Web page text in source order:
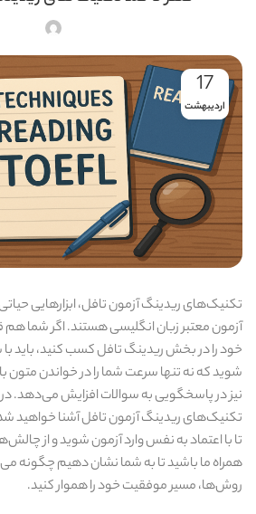
17
اردیبهشت
تکنیک‌های ریدینگ آزمون تافل، ابزارهایی حیاتی
آزمون معتبر زبان انگلیسی هستند. اگر شما هم
خود را در بخش ریدینگ تافل کسب کنید، باید
شوید که نه تنها سرعت شما را در خواندن متون
نیز در پاسخگویی به سوالات افزایش می‌دهد. در
تکنیک‌های ریدینگ آزمون تافل آشنا خواهید
تا با اعتماد به نفس وارد آزمون شوید و از
همراه ما باشید تا به شما نشان دهیم چگونه
روش‌ها، مسیر موفقیت خود را هموار کنید.